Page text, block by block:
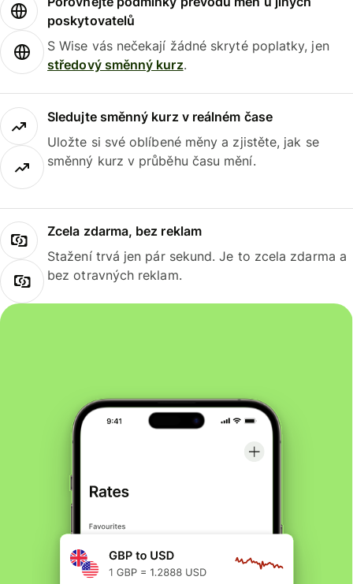
poskytovatelů
S Wise vás nečekají žádné skryté poplatky, jen
středový směnný kurz.
Sledujte směnný kurz v reálném čase
Uložte si své oblíbené měny a zjistěte, jak se
směnný kurz v průběhu času mění.
Zcela zdarma, bez reklam
Stažení trvá jen pár sekund. Je to zcela zdarma a
bez otravných reklam.